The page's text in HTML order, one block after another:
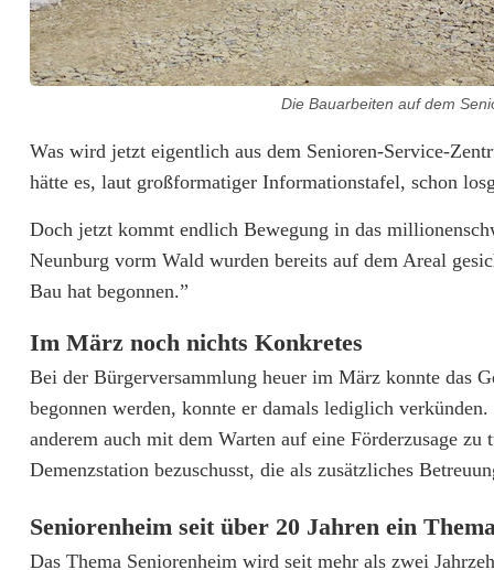
D
i
B
a
u
m
s
c
h
i
n
Die Bauarbeiten auf dem
Was wird jetzt eigentlich aus dem Senioren-Service-
hätte es, laut großformatiger Informationstafel, schon
Doch jetzt kommt endlich Bewegung in das
Neunburg vorm Wald wurden bereits auf dem Areal
Bau hat begonnen.”
Im März noch nichts Konkretes
Bei der Bürgerversammlung heuer im März konnte das
begonnen werden, konnte er damals lediglich
anderem auch mit dem Warten auf eine Förderzusage
Demenzstation bezuschusst, die als zusätzliches
Seniorenheim seit über 20 Jahren ein
Das Thema Seniorenheim wird seit mehr als zwei